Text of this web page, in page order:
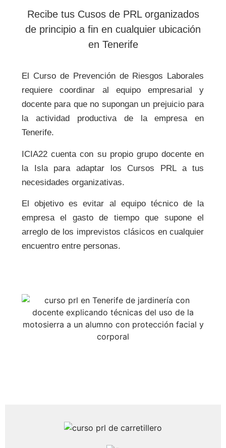
Recibe tus Cusos de PRL organizados
de principio a fin en cualquier ubicación
en Tenerife
El Curso de Prevención de Riesgos Laborales
requiere coordinar al equipo empresarial y
docente para que no supongan un prejuicio para
la actividad productiva de la empresa en
Tenerife.
ICIA22 cuenta con su propio grupo docente en
la Isla para adaptar los Cursos PRL a tus
necesidades organizativas.
El objetivo es evitar al equipo técnico de la
empresa el gasto de tiempo que supone el
arreglo de los imprevistos clásicos en cualquier
encuentro entre personas.